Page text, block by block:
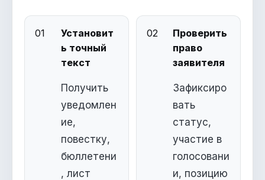
01
Установит
ь точный
текст
Получить
уведомлен
ие,
повестку,
бюллетени
, лист
02
Проверить
право
заявителя
Зафиксиро
вать
статус,
участие в
голосовани
и, позицию